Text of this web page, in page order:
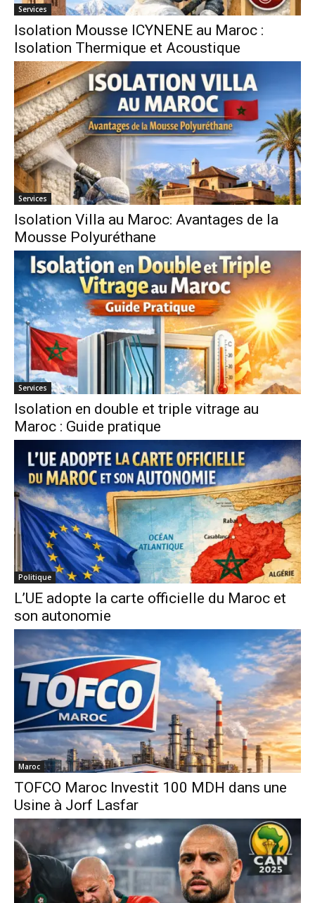
Services
Isolation Mousse ICYNENE au Maroc :
Isolation Thermique et Acoustique
Services
Isolation Villa au Maroc: Avantages de la
Mousse Polyuréthane
Services
Isolation en double et triple vitrage au
Maroc : Guide pratique
Politique
L’UE adopte la carte officielle du Maroc et
son autonomie
Maroc
TOFCO Maroc Investit 100 MDH dans une
Usine à Jorf Lasfar